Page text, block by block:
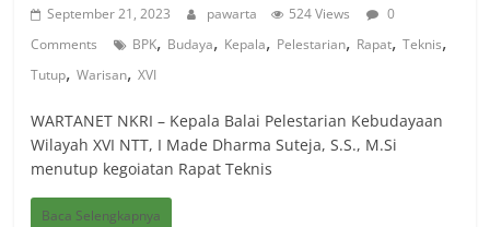
September 21, 2023 pawarta 524 Views
0
Comments
BPK, Budaya, Kepala, Pelestarian, Rapat,Teknis,
Tutup,Warisan,XVI
WARTANET NKRI – Kepala Balai Pelestarian Kebudayaan
Wilayah XVI NTT, I Made Dharma Suteja, S.S., M.Si
menutup kegoiatan Rapat Teknis
Baca Selengkapnya